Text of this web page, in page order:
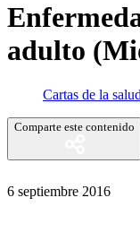
adulto
Cartas de la salud
Comparte este contenido
6 septiembre 2016